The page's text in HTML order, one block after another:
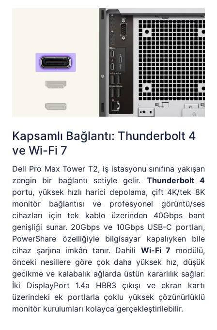
Kapsamlı Bağlantı: Thunderbolt 4
ve Wi-Fi 7
Dell Pro Max Tower T2, iş istasyonu sınıfına yakışan
zengin bir bağlantı setiyle gelir. Thunderbolt 4
portu, yüksek hızlı harici depolama, çift 4K/tek 8K
monitör bağlantısı ve profesyonel görüntü/ses
cihazları için tek kablo üzerinden 40Gbps bant
genişliği sunar. 20Gbps ve 10Gbps USB-C portları,
PowerShare özelliğiyle bilgisayar kapalıyken bile
cihaz şarjına imkân tanır. Dahili Wi-Fi 7 modülü,
önceki nesillere göre çok daha yüksek hız, düşük
gecikme ve kalabalık ağlarda üstün kararlılık sağlar.
İki DisplayPort 1.4a HBR3 çıkışı ve ekran kartı
üzerindeki ek portlarla çoklu yüksek çözünürlüklü
monitör kurulumları kolayca gerçekleştirilebilir.